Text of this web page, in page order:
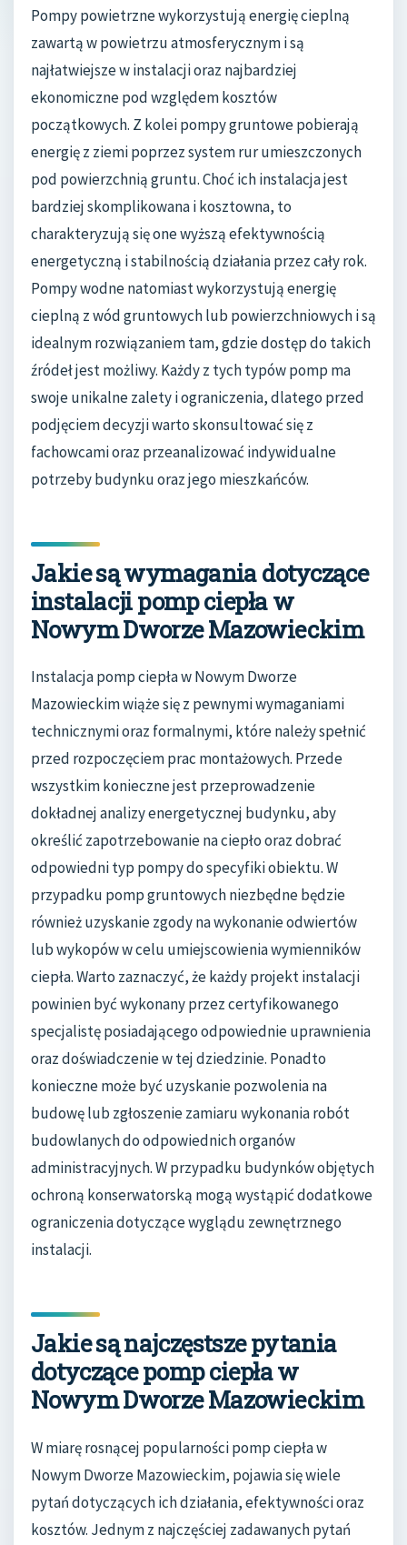
Pompy powietrzne wykorzystują energię cieplną
zawartą w powietrzu atmosferycznym i są
najłatwiejsze w instalacji oraz najbardziej
ekonomiczne pod względem kosztów
początkowych. Z kolei pompy gruntowe pobierają
energię z ziemi poprzez system rur umieszczonych
pod powierzchnią gruntu. Choć ich instalacja jest
bardziej skomplikowana i kosztowna, to
charakteryzują się one wyższą efektywnością
energetyczną i stabilnością działania przez cały rok.
Pompy wodne natomiast wykorzystują energię
cieplną z wód gruntowych lub powierzchniowych i są
idealnym rozwiązaniem tam, gdzie dostęp do takich
źródeł jest możliwy. Każdy z tych typów pomp ma
swoje unikalne zalety i ograniczenia, dlatego przed
podjęciem decyzji warto skonsultować się z
fachowcami oraz przeanalizować indywidualne
potrzeby budynku oraz jego mieszkańców.
Jakie są wymagania dotyczące
instalacji pomp ciepła w
Nowym Dworze Mazowieckim
Instalacja pomp ciepła w Nowym Dworze
Mazowieckim wiąże się z pewnymi wymaganiami
technicznymi oraz formalnymi, które należy spełnić
przed rozpoczęciem prac montażowych. Przede
wszystkim konieczne jest przeprowadzenie
dokładnej analizy energetycznej budynku, aby
określić zapotrzebowanie na ciepło oraz dobrać
odpowiedni typ pompy do specyfiki obiektu. W
przypadku pomp gruntowych niezbędne będzie
również uzyskanie zgody na wykonanie odwiertów
lub wykopów w celu umiejscowienia wymienników
ciepła. Warto zaznaczyć, że każdy projekt instalacji
powinien być wykonany przez certyfikowanego
specjalistę posiadającego odpowiednie uprawnienia
oraz doświadczenie w tej dziedzinie. Ponadto
konieczne może być uzyskanie pozwolenia na
budowę lub zgłoszenie zamiaru wykonania robót
budowlanych do odpowiednich organów
administracyjnych. W przypadku budynków objętych
ochroną konserwatorską mogą wystąpić dodatkowe
ograniczenia dotyczące wyglądu zewnętrznego
instalacji.
Jakie są najczęstsze pytania
dotyczące pomp ciepła w
Nowym Dworze Mazowieckim
W miarę rosnącej popularności pomp ciepła w
Nowym Dworze Mazowieckim, pojawia się wiele
pytań dotyczących ich działania, efektywności oraz
kosztów. Jednym z najczęściej zadawanych pytań